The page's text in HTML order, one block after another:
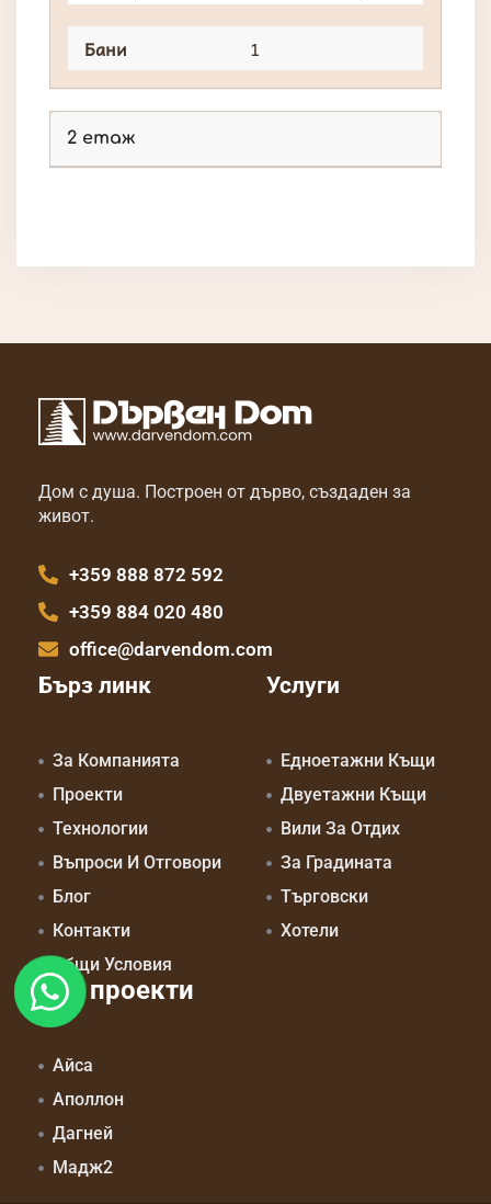
Бани 1
2 етаж
Дом с душа. Построен от дърво, създаден за
живот.
+359 888 872 592
+359 884 020 480
office@darvendom.com
Бърз линк
За Компанията
Проекти
Технологии
Въпроси И Отговори
Блог
Контакти
Общи Условия
Услуги
Едноетажни Къщи
Двуетажни Къщи
Вили За Отдих
За Градината
Търговски
Хотели
Топ проекти
Айса
Аполлон
Дагней
Мадж2